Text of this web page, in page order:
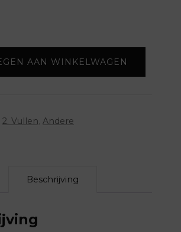
AAN WINKELWAGEN
2. Vullen Andere
Beschrijving